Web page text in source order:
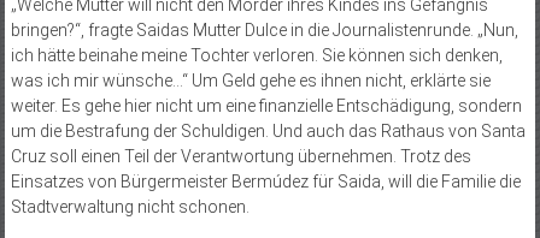
„Welche Mutter will nicht den Mörder ihres Kindes ins Gefängnis
bringen?“, fragte Saidas Mutter Dulce in die Journalistenrunde. „Nun,
ich hätte beinahe meine Tochter verloren. Sie können sich denken,
was ich mir wünsche…“ Um Geld gehe es ihnen nicht, erklärte sie
weiter. Es gehe hier nicht um eine finanzielle Entschädigung, sondern
um die Bestrafung der Schuldigen. Und auch das Rathaus von Santa
Cruz soll einen Teil der Verantwortung übernehmen. Trotz des
Einsatzes von Bürgermeister Bermúdez für Saida, will die Familie die
Stadtverwaltung nicht schonen.